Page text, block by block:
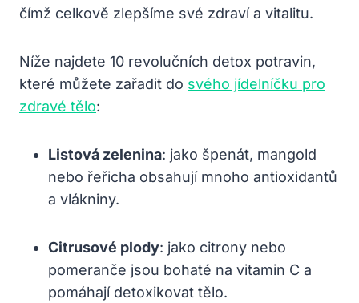
čímž celkově zlepšíme své zdraví a vitalitu.
Níže najdete 10 revolučních detox potravin,
které můžete zařadit do svého jídelníčku pro
zdravé tělo:
Listová zelenina: jako špenát, mangold
nebo řeřicha obsahují mnoho antioxidantů
a vlákniny.
Citrusové plody: jako citrony nebo
pomeranče jsou bohaté na vitamin C a
pomáhají detoxikovat tělo.